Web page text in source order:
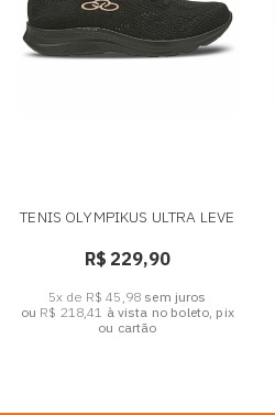
TENIS OLYMPIKUS ULTRA LEVE
R$ 229,90
5x de R$ 45,98 sem juros
ou R$ 218,41 à vista no boleto, pix
ou cartão